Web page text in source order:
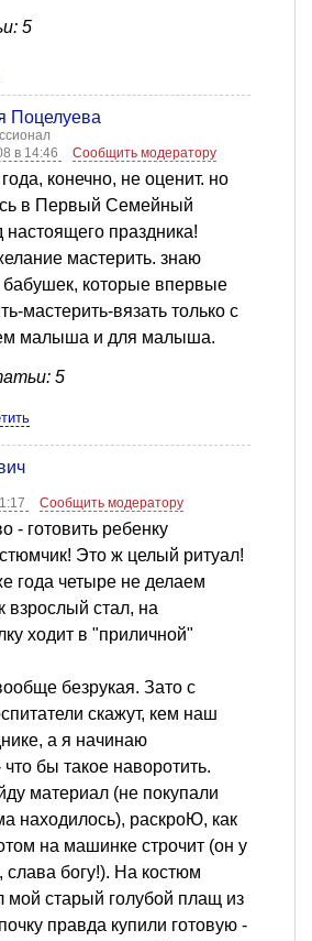
5
Поцелуева
в 14:46
Сообщить модератору
конечно, не оценит. но
в Первый Семейный
праздника!
мастерить. знаю
которые впервые
мастерить-вязать только с
малыша и для малыша.
5
Сообщить модератору
- готовить ребенку
Это ж целый ритуал!
года четыре не делаем
взрослый стал, на
ходит в "приличной"
безрукая. Зато с
скажут, кем наш
а я начинаю
бы такое наворотить.
материал (не покупали
находилось), раскроЮ, как
на машинке строчит (он у
слава богу!). На костюм
мой старый голубой плащ из
правда купили готовую -